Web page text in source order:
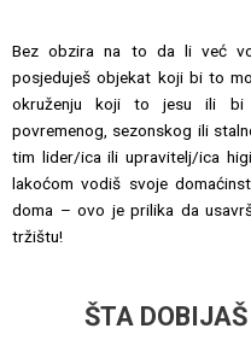
Bez obzira na to da li već
posjeduješ objekat koji bi to
okruženju koji to jesu ili bi
povremenog, sezonskog ili
tim lider/ica ili upravitelj/ica
lakoćom vodiš svoje
doma – ovo je prilika da
tržištu!
ŠTA